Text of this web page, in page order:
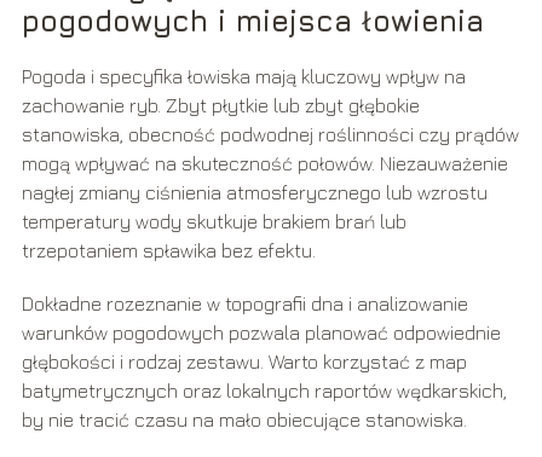
pogodowych i miejsca łowienia
Pogoda i specyfika łowiska mają kluczowy wpływ na
zachowanie ryb. Zbyt płytkie lub zbyt głębokie
stanowiska, obecność podwodnej roślinności czy prądów
mogą wpływać na skuteczność połowów. Niezauważenie
nagłej zmiany ciśnienia atmosferycznego lub wzrostu
temperatury wody skutkuje brakiem brań lub
trzepotaniem spławika bez efektu.
Dokładne rozeznanie w topografii dna i analizowanie
warunków pogodowych pozwala planować odpowiednie
głębokości i rodzaj zestawu. Warto korzystać z map
batymetrycznych oraz lokalnych raportów wędkarskich,
by nie tracić czasu na mało obiecujące stanowiska.